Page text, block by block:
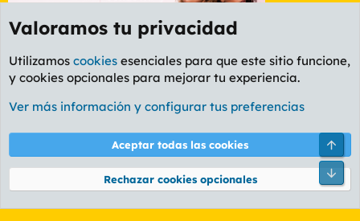
Etiquetas
Cookies
PL OLDSTYLE AMARILLO
Términos y reglas Política de privacidad Ayuda
Community platform by XenForo® © 2010-2026 XenForo Ltd.
Valoramos tu privacidad
Utilizamos cookies esenciales para que este sitio funcione,
y cookies opcionales para mejorar tu experiencia.
Ver más información y configurar tus preferencias
Aceptar todas las cookies
Rechazar cookies opcionales
Pie